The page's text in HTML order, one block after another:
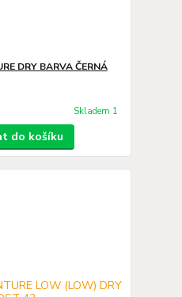
DRY BARVA ČERNÁ
Skladem 1
do košíku